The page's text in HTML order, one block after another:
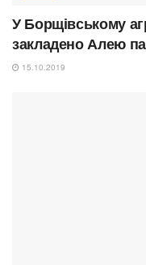
У Борщівському
закладено Алею
15.10.2019